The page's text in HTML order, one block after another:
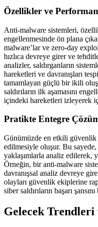
Özellikler ve
Anti-malware sistemleri,
engellenmesinde ön plana
malware’lar ve zero-day
hızlıca devreye girer ve
analizler, saldırganların
hareketleri ve davranışları
tamamlayan güçlü bir ikili
saldırıların ilk aşamasını
içindeki hareketleri izleyerek
Pratikte Entegre
Günümüzde en etkili
edilmesiyle oluşur. Bu sayede,
yaklaşımlarla analiz edilerek,
Örneğin, bir anti-malware
davranışsal analiz devreye
olayları güvenlik ekiplerine
siber saldırıların başarı
Gelecek Trendleri